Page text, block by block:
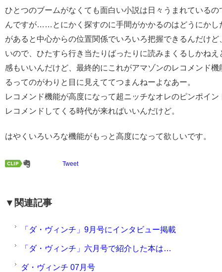
ひとつのブームがなくても面白い小説は日々うまれているの
んですが……とにかく探すのに手間がかかるのはどうにかし
があると中心からの位置関係でいろいろ把握できるんだけど
いので、ひたすら行き当たりばったりに読みまくるしかねえ
感もいいんだけど、最終的にこれがアマゾンのレコメンド機
るってのがわりと目に見えててつまんねーよなあー。
レコメンド機能が高度になって超ニッチなオレのピンポイン
レコメンドしてくる時代が来ればいいんだけど。
はやくいろいろな機能がもっと高度になって欲しいです。
Tweet
▼関連記事
「ダ・ヴィンチ」9月号にインタビュー掲載
「ダ・ヴィンチ」六月号で紹介した本は…
ダ・ヴィンチ 07月号